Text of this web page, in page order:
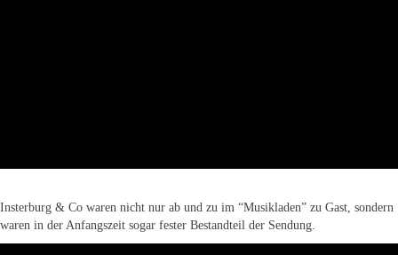
Insterburg & Co waren nicht nur ab und zu im “Musikladen” zu Gast, sondern
waren in der Anfangszeit sogar fester Bestandteil der Sendung.